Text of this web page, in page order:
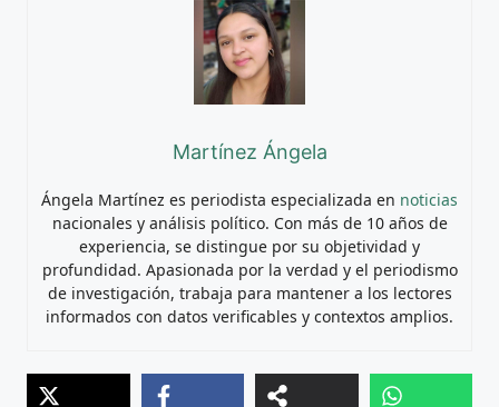
Martínez Ángela
Ángela Martínez es periodista especializada en noticias
nacionales y análisis político. Con más de 10 años de
experiencia, se distingue por su objetividad y
profundidad. Apasionada por la verdad y el periodismo
de investigación, trabaja para mantener a los lectores
informados con datos verificables y contextos amplios.